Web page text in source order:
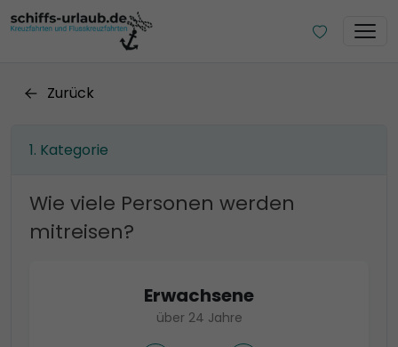
Zurück
Kategorie
Wie viele Personen werden
mitreisen?
Erwachsene
über 24 Jahre